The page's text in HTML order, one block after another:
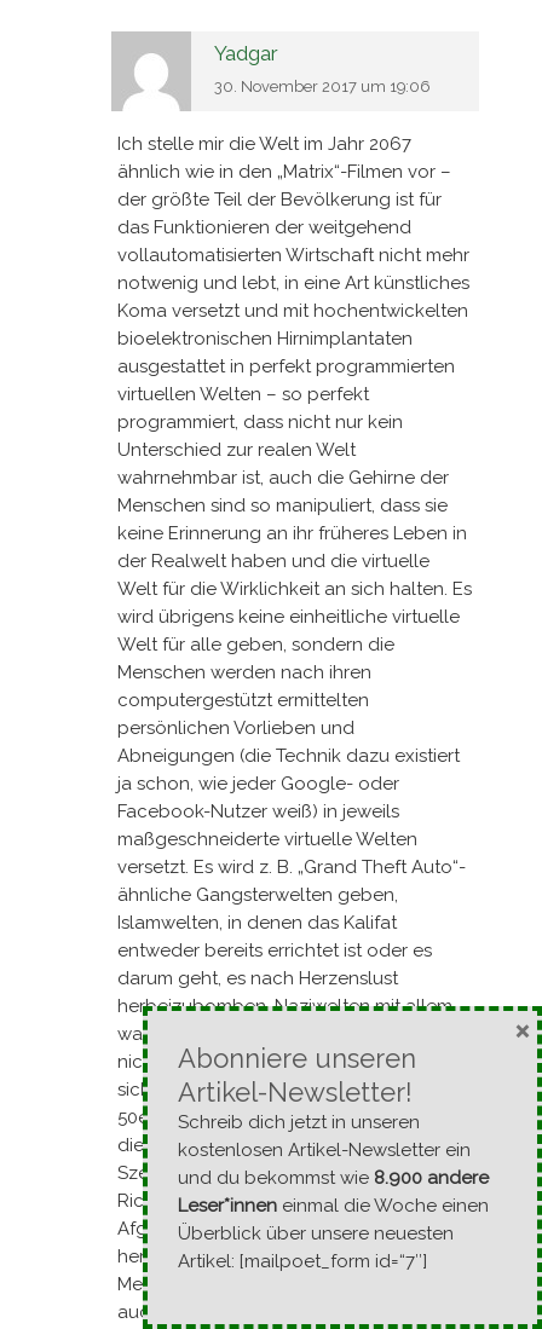
Yadgar
30. November 2017 um 19:06
Ich stelle mir die Welt im Jahr 2067
ähnlich wie in den „Matrix“-Filmen vor –
der größte Teil der Bevölkerung ist für
das Funktionieren der weitgehend
vollautomatisierten Wirtschaft nicht mehr
notwenig und lebt, in eine Art künstliches
Koma versetzt und mit hochentwickelten
bioelektronischen Hirnimplantaten
ausgestattet in perfekt programmierten
virtuellen Welten – so perfekt
programmiert, dass nicht nur kein
Unterschied zur realen Welt
wahrnehmbar ist, auch die Gehirne der
Menschen sind so manipuliert, dass sie
keine Erinnerung an ihr früheres Leben in
der Realwelt haben und die virtuelle
Welt für die Wirklichkeit an sich halten. Es
wird übrigens keine einheitliche virtuelle
Welt für alle geben, sondern die
Menschen werden nach ihren
computergestützt ermittelten
persönlichen Vorlieben und
Abneigungen (die Technik dazu existiert
ja schon, wie jeder Google- oder
Facebook-Nutzer weiß) in jeweils
maßgeschneiderte virtuelle Welten
versetzt. Es wird z. B. „Grand Theft Auto“-
ähnliche Gangsterwelten geben,
Islamwelten, in denen das Kalifat
entweder bereits errichtet ist oder es
darum geht, es nach Herzenslust
herbeizubomben, Naziwelten mit allem,
was dazugehört (das führe ich hier lieber
nicht weiter aus, Ihr könnte es euch
sicherlich vorstellen), Biedermeierwelten,
50er-Jahre-Welten, Steampunkwelten,
die abgefahrensten Science-Fiction-
Szenarios, kurzum, für jeden genau das
Richtige (für mich dann natürlich das
Afghanistan der Hippiezeit, so um 1970
herum). In diesen Welten leben die
Menschen sowohl mit ihresgleichen als
auch mit computergenerierten
Abonniere unseren
Artikel-Newsletter!
Schreib dich jetzt in unseren
kostenlosen Artikel-Newsletter ein
und du bekommst wie 8.900 andere
Leser*innen einmal die Woche einen
Überblick über unsere neuesten
Artikel: [mailpoet_form id=“7″]
×